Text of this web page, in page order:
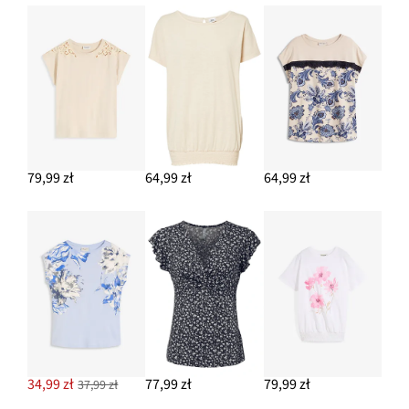
79,99 zł 64,99 zł 64,99 zł
34,99 zł 37,99 zł 77,99 zł 79,99 zł